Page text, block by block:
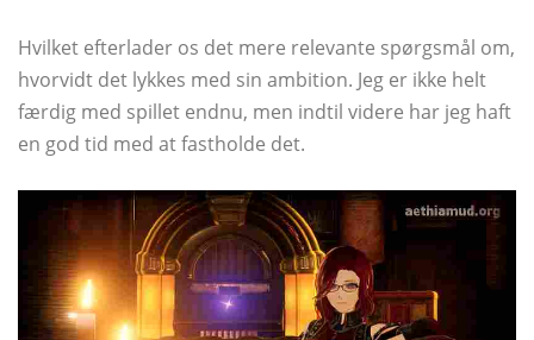
Hvilket efterlader os det mere relevante spørgsmål om,
hvorvidt det lykkes med sin ambition. Jeg er ikke helt
færdig med spillet endnu, men indtil videre har jeg haft
en god tid med at fastholde det.